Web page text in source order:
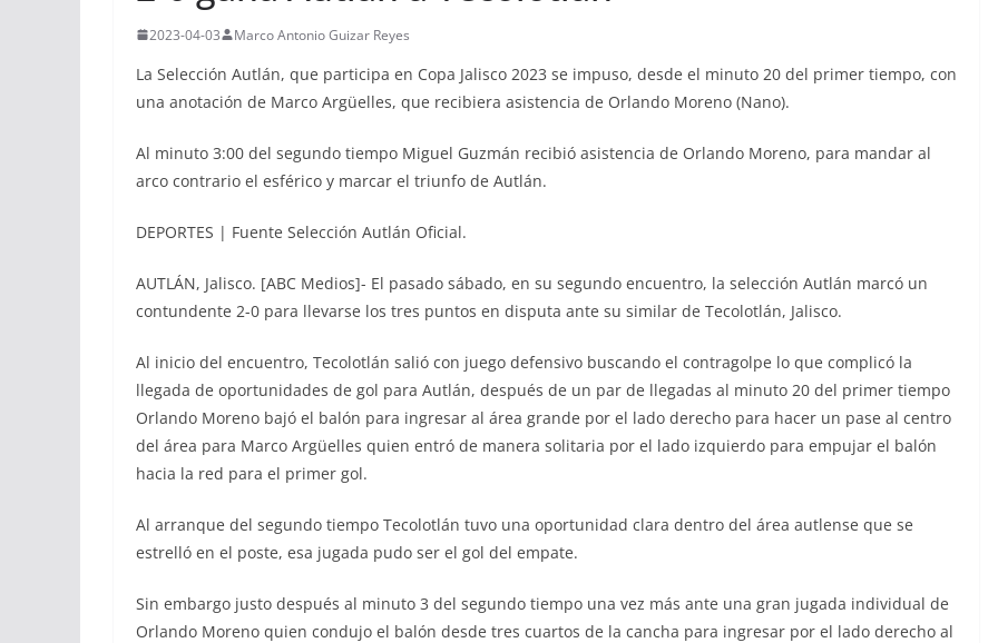
2023-04-03 Marco Antonio Guizar Reyes
La Selección Autlán, que participa en Copa Jalisco 2023 se impuso, desde el minuto 20 del primer tiempo, con
una anotación de Marco Argüelles, que recibiera asistencia de Orlando Moreno (Nano).
Al minuto 3:00 del segundo tiempo Miguel Guzmán recibió asistencia de Orlando Moreno, para mandar al
arco contrario el esférico y marcar el triunfo de Autlán.
DEPORTES | Fuente Selección Autlán Oficial.
AUTLÁN, Jalisco. [ABC Medios]- El pasado sábado, en su segundo encuentro, la selección Autlán marcó un
contundente 2-0 para llevarse los tres puntos en disputa ante su similar de Tecolotlán, Jalisco.
Al inicio del encuentro, Tecolotlán salió con juego defensivo buscando el contragolpe lo que complicó la
llegada de oportunidades de gol para Autlán, después de un par de llegadas al minuto 20 del primer tiempo
Orlando Moreno bajó el balón para ingresar al área grande por el lado derecho para hacer un pase al centro
del área para Marco Argüelles quien entró de manera solitaria por el lado izquierdo para empujar el balón
hacia la red para el primer gol.
Al arranque del segundo tiempo Tecolotlán tuvo una oportunidad clara dentro del área autlense que se
estrelló en el poste, esa jugada pudo ser el gol del empate.
Sin embargo justo después al minuto 3 del segundo tiempo una vez más ante una gran jugada individual de
Orlando Moreno quien condujo el balón desde tres cuartos de la cancha para ingresar por el lado derecho al